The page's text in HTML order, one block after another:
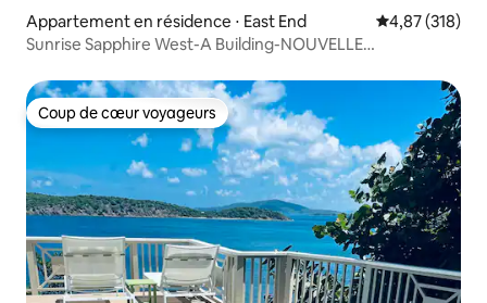
Appartement en résidence ⋅ East End Évaluation
4,87 (318)
Sunrise Sapphire West-A Building-NOUVELLE
Coup de cœur voyageurs
Coup de cœur voyageurs